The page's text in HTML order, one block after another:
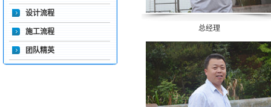
设计流程
施工流程
团队精英
总经理